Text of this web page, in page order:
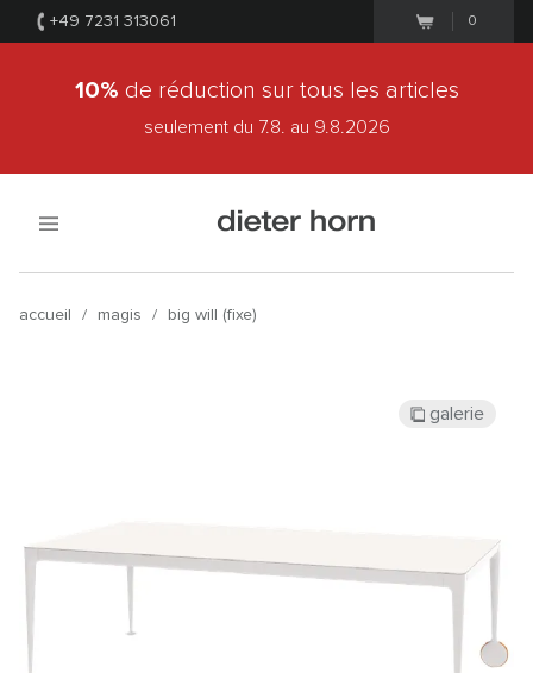
+49 7231 313061 0
10% de réduction sur tous les articles
seulement du 7.8. au 9.8.2026
accueil / magis / big will (fixe)
galerie